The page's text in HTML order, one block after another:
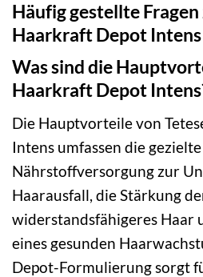
Häufig gestellte
Haarkraft Depot Intens
Was sind die
Haarkraft Depot
Die Hauptvorteile von
Intens umfassen die gezielte
Nährstoffversorgung zur
Haarausfall, die Stärkung
widerstandsfähigeres Haar
eines gesunden
Depot-Formulierung sorgt